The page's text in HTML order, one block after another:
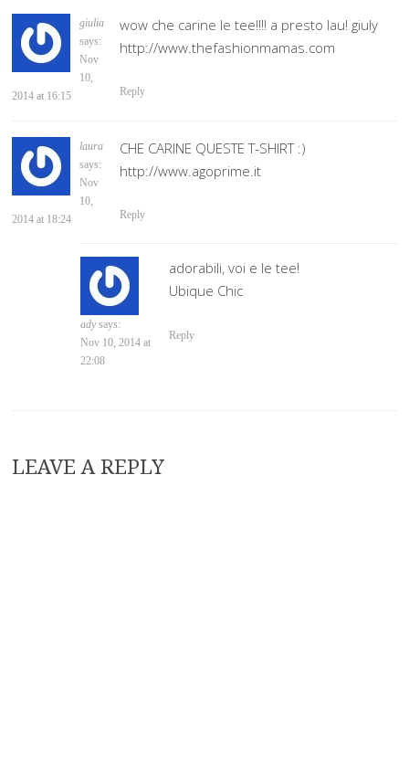
giulia
says:
Nov
10,
2014 at 16:15
wow che carine le tee!!!! a presto lau! giuly
http://www.thefashionmamas.com
Reply
laura
says:
Nov
10,
2014 at 18:24
CHE CARINE QUESTE T-SHIRT :)
http://www.agoprime.it
Reply
ady says:
Nov 10, 2014 at
22:08
adorabili, voi e le tee!
Ubique Chic
Reply
LEAVE A REPLY